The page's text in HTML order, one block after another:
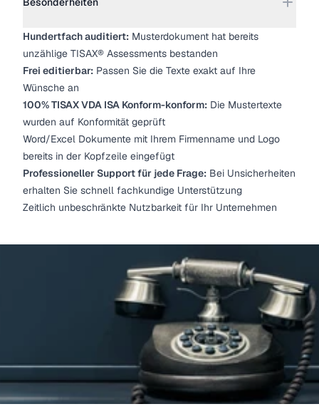
Hundertfach auditiert: Musterdokument hat bereits
unzählige TISAX® Assessments bestanden
Frei editierbar: Passen Sie die Texte exakt auf Ihre
Wünsche an
100% TISAX VDA ISA Konform-konform: Die Mustertexte
wurden auf Konformität geprüft
Word/Excel Dokumente mit Ihrem Firmenname und Logo
bereits in der Kopfzeile eingefügt
Professioneller Support für jede Frage: Bei Unsicherheiten
erhalten Sie schnell fachkundige Unterstützung
Zeitlich unbeschränkte Nutzbarkeit für Ihr Unternehmen